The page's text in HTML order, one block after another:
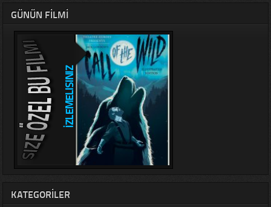
GÜNÜN FILMI
KATEGORILER